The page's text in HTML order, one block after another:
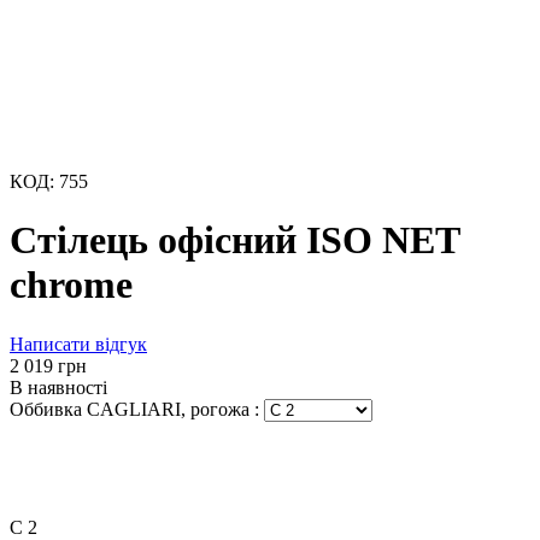
КОД: 755
Стілець офісний ISO NET
chrome
Написати відгук
‍2 019‍ грн
В наявності
Оббивка CAGLIARI, рогожа :
C 2